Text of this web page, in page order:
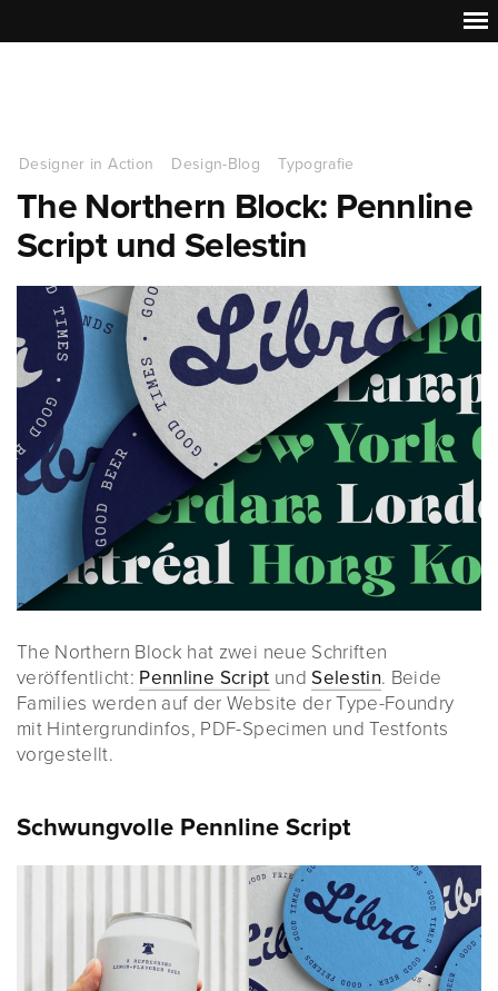
Designer in Action Design-Blog Typografie
The Northern Block: Pennline
Script und Selestin
The Northern Block hat zwei neue Schriften
veröffentlicht: Pennline Script undSelestin. Beide
Families werden auf der Website der Type-Foundry
mit Hintergrundinfos, PDF-Specimen und Testfonts
vorgestellt.
Schwungvolle Pennline Script